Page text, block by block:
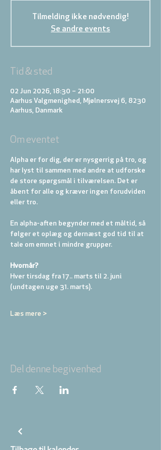
Tilmelding ikke nødvendig!
Se andre events
Tid & sted
02 Jun 2026, 18:30 – 21:00
Aarhus Valgmenighed, Mjølnersvej 6, 8230
Aarhus, Danmark
Om eventet
Alpha er for dig, der er nysgerrig på tro, og
har lyst til sammen med andre at udforske
de store spørgsmål i tilværelsen. Det er
åbent for alle og kræver ingen forudviden
eller tro.
En alpha-aften begynder med et måltid, så
følger et oplæg og dernæst god tid til at
tale om emnet i mindre grupper.
Hvornår?
Hver tirsdag fra 17.. marts til 2. juni
(undtagen uge 31. marts).
Læs mere >
Del denne begivenhed